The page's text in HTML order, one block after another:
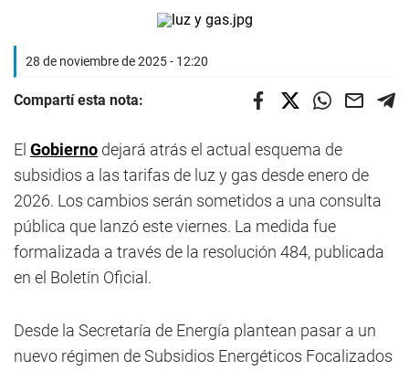
28 de noviembre de 2025 - 12:20
Compartí esta nota:
El Gobierno dejará atrás el actual esquema de
subsidios a las tarifas de luz y gas desde enero de
2026. Los cambios serán sometidos a una consulta
pública que lanzó este viernes. La medida fue
formalizada a través de la resolución 484, publicada
en el Boletín Oficial.
Desde la Secretaría de Energía plantean pasar a un
nuevo régimen de Subsidios Energéticos Focalizados